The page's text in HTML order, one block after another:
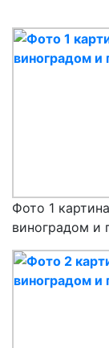
Фото 1
виноградом и